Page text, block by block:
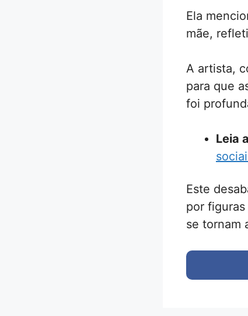
Ela
mãe,
A artista,
para que
foi
Leia
Este
por
se tornam